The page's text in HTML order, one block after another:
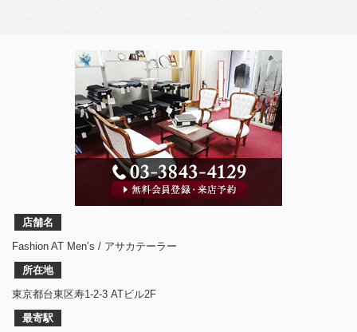
店舗名
Fashion AT Men’s / アサカテーラー
所在地
東京都台東区寿1-2-3 ATビル2F
最寄駅